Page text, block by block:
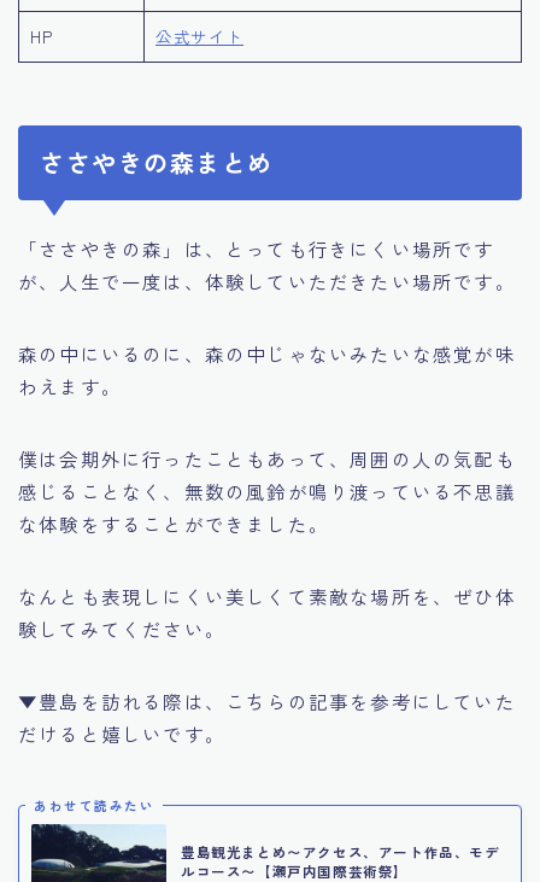
HP 公式サイト
ささやきの森まとめ
「ささやきの森」は、とっても行きにくい場所です
が、人生で一度は、体験していただきたい場所です。
森の中にいるのに、森の中じゃないみたいな感覚が味
わえます。
僕は会期外に行ったこともあって、周囲の人の気配も
感じることなく、無数の風鈴が鳴り渡っている不思議
な体験をすることができました。
なんとも表現しにくい美しくて素敵な場所を、ぜひ体
験してみてください。
▼豊島を訪れる際は、こちらの記事を参考にしていた
だけると嬉しいです。
あわせて読みたい
豊島観光まとめ〜アクセス、アート作品、モデ
ルコース〜【瀬戸内国際芸術祭】